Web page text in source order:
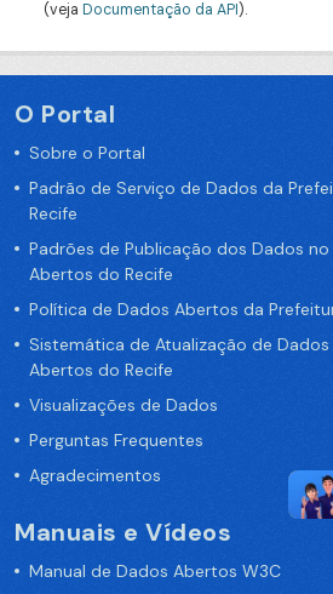
(veja Documentação da API).
O Portal
Sobre o Portal
Padrão de Serviço de Dados da
Recife
Padrões de Publicação dos Dados
Abertos do Recife
Política de Dados Abertos da
Sistemática de Atualização de
Abertos do Recife
Visualizações de Dados
Perguntas Frequentes
Agradecimentos
Manuais e Vídeos
Manual de Dados Abertos W3C